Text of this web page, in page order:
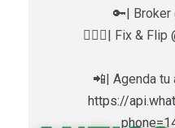
🔑| Broker
👷🏼‍♀️| Fix &
📲| Agenda tu
https://